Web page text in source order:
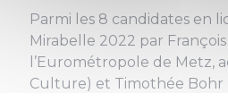
Parmi les 8 candidates en
Mirabelle 2022 par
l’Eurométropole de Metz,
Culture) et Timothée Bohr